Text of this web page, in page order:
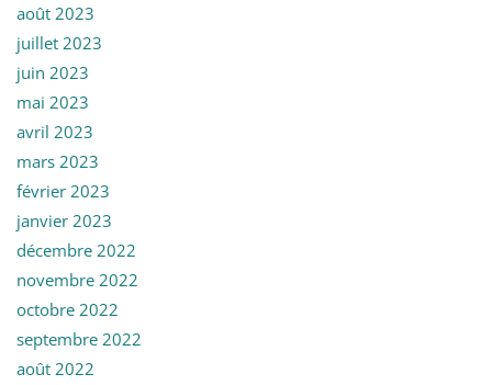
août 2023
juillet 2023
juin 2023
mai 2023
avril 2023
mars 2023
février 2023
janvier 2023
décembre 2022
novembre 2022
octobre 2022
septembre 2022
août 2022